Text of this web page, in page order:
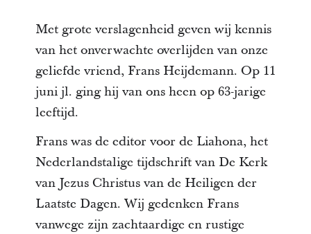
Met grote verslagenheid geven wij kennis
van het onverwachte overlijden van onze
geliefde vriend, Frans Heijdemann. Op 11
juni jl. ging hij van ons heen op 63-jarige
leeftijd.
Frans was de editor voor de Liahona, het
Nederlandstalige tijdschrift van De Kerk
van Jezus Christus van de Heiligen der
Laatste Dagen. Wij gedenken Frans
vanwege zijn zachtaardige en rustige